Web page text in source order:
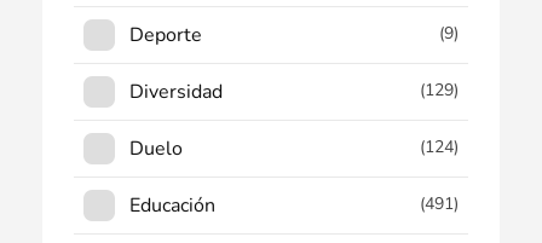
Deporte (9)
Diversidad (129)
Duelo (124)
Educación (491)